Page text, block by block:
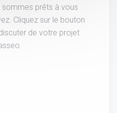
sommes prêts à vous
Cliquez sur le bouton
de votre projet